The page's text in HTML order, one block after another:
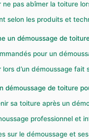
pas abîmer la toiture
selon les produits et
un démoussage de
pour un
d’un démoussage fait
démoussage de toiture
sa toiture après un
professionnel et
sur le démoussage et